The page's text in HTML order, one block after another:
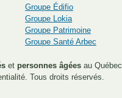
Groupe Édifio
Groupe Lokia
Groupe Patrimoine
Groupe Santé Arbec
et personnes âgées au Québec
. Tous droits réservés.